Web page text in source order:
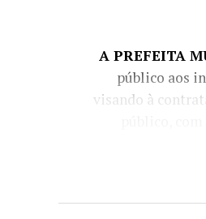
A PREFEITA
público aos
visando à
Complementar